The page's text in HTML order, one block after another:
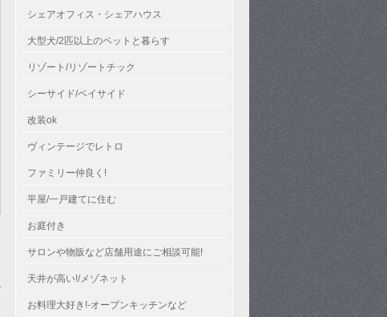
シェアオフィス・シェアハウス
大型犬/2匹以上のペットと暮らす
リゾート/リゾートチック
シーサイド/ベイサイド
改装ok
ヴィンテージでレトロ
ファミリー仲良く!
平屋/一戸建てに住む
お庭付き
サロンや物販など店舗用途にご相談可能!
天井が高い!/メゾネット
お料理大好き!-オープンキッチンなど